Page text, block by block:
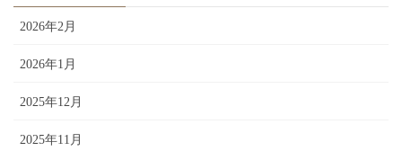
2026年2月
2026年1月
2025年12月
2025年11月